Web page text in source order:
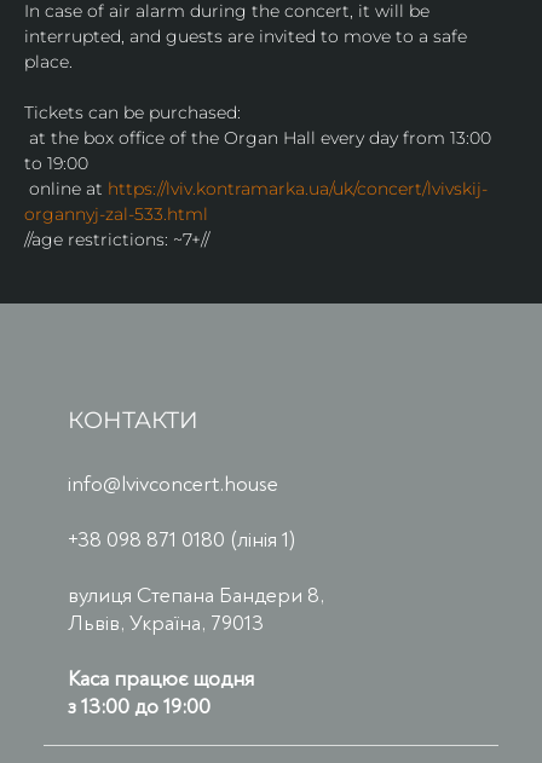
In case of air alarm during the concert, it will be
interrupted, and guests are invited to move to a safe
place.
Tickets can be purchased:
at the box office of the Organ Hall every day from 13:00
to 19:00
online at https://lviv.kontramarka.ua/uk/concert/lvivskij-
organnyj-zal-533.html
//age restrictions: ~7+//
КОНТАКТИ
info@lvivconcert.house
+38 098 871 0180 (лінія 1)
вулиця Степана Бандери 8,
Львів, Україна, 79013
Каса працює щодня
з 13:00 до 19:00